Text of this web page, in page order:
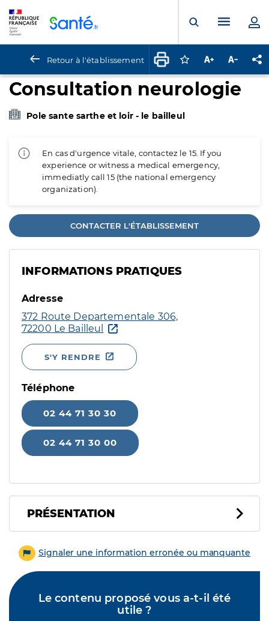
Ouvrir laMenu
Retour à l'établissement Connectez-vous
Augmenter la
Consultation neurologie
Pole sante sarthe et loir - le bailleul
En cas d'urgence vitale, contactez le 15. If you
experience or witness a medical emergency,
immediatly call 15 (the national emergency
organization).
CONTACTER L'ÉTABLISSEMENT
INFORMATIONS PRATIQUES
Adresse
372 Route Departementale 306,
72200 Le Bailleul
S'Y RENDRE
Téléphone
02 44 71 30 30
02 44 71 30 00
PRÉSENTATION
Signaler une information erronée ou manquante
Le contenu proposé vous a-t-il été
utile ?